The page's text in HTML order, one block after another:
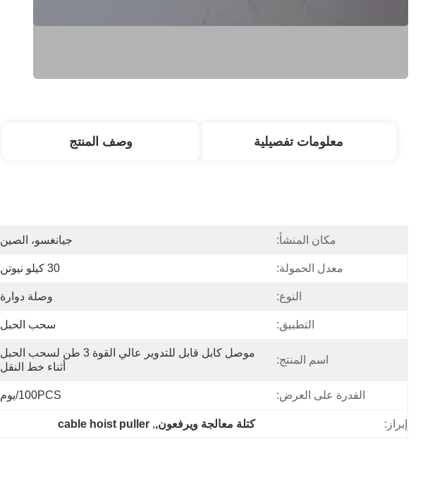
معلومات تفصيلية وصف المنتج
مكان المنشأ: جيانغسو، الصين
معدل الحمولة: 30 كيلو نيوتن
النوع: وصلة دوارة
التطبيق: سحب الحبل
اسم المنتج:
أثناء خط النقل
القدرة على العرض: 100PCS/يوم
إبراز: كتلة معالجة ويرفعون,,
cable hoist puller